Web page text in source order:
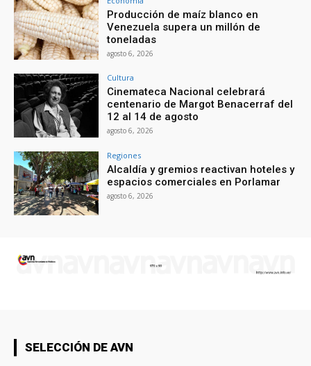
Producción de maíz blanco en
Venezuela supera un millón de
toneladas
agosto 6, 2026
Cultura
Cinemateca Nacional celebrará
centenario de Margot Benacerraf del
12 al 14 de agosto
agosto 6, 2026
Regiones
Alcaldía y gremios reactivan hoteles y
espacios comerciales en Porlamar
agosto 6, 2026
SELECCIÓN DE AVN